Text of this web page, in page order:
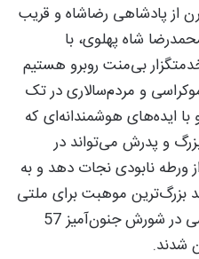
پادشاهی رضاشاه و قریب
شاه پهلوی، با
بی‌منت روبرو هستیم
و مردم‌سالاری در تک
ایده‌های هوشمندانه‌ای که
و پدرش می‌تواند در
ورطه نابودی نجات دهد و به
بزرگ‌ترین موهبت برای ملتی
باشد که از سر بی‌مهری و ناسپاسی در شورش جنون‌آمیز 57
شدند.